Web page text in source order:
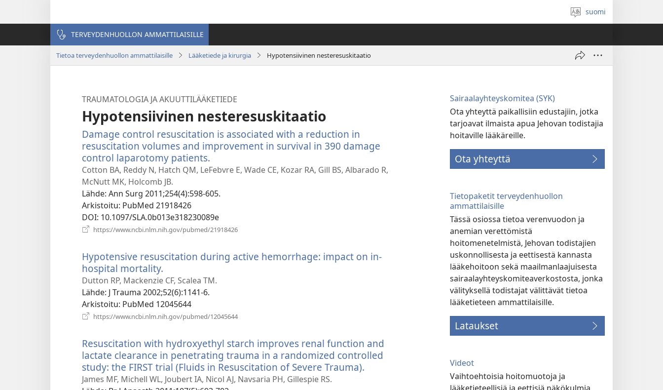
Valitse
kieli
suomi
TERVEYDENHUOLLON AMMATTILAISILLE
Tietoa terveydenhuollon ammattilaisille Lääketiede ja kirurgia Hypotensiivinen nesteresuskitaatio
TRAUMATOLOGIA JA AKUUTTILÄÄKETIEDE
Hypotensiivinen nesteresuskitaatio
Damage control resuscitation is associated with a reduction in
resuscitation volumes and improvement in survival in 390 damage
control laparotomy patients.
uuden
Cotton BA, Reddy N, Hatch QM, LeFebvre E, Wade CE, Kozar RA, Gill BS, Albarado R,
McNutt MK, Holcomb JB.
Lähde‎: Ann Surg 2011;254(4):598-605.
Arkistoitu‎: PubMed 21918426
DOI‎: 10.1097/SLA.0b013e318230089e
https://www.ncbi.nlm.nih.gov/pubmed/21918426
Hypotensive resuscitation during active hemorrhage: impact on in-
hospital mortality.
uuden
ikkunan)
Dutton RP, Mackenzie CF, Scalea TM.
Lähde‎: J Trauma 2002;52(6):1141-6.
Arkistoitu‎: PubMed 12045644
https://www.ncbi.nlm.nih.gov/pubmed/12045644
Resuscitation with hydroxyethyl starch improves renal function and
lactate clearance in penetrating trauma in a randomized controlled
study: the FIRST trial (Fluids in Resuscitation of Severe Trauma).
James MF, Michell WL, Joubert IA, Nicol AJ, Navsaria PH, Gillespie RS.
Sairaalayhteyskomitea (SYK)
Ota yhteyttä paikallisiin edustajiin, jotka
tarjoavat ilmaista apua Jehovan todistajia
hoitaville lääkäreille.
Ota yhteyttä
Tietopaketit terveydenhuollon
ammattilaisille
Tässä osiossa tietoa verenvuodon ja
anemian verettömistä
hoitomenetelmistä, Jehovan todistajien
uskonnollisesta ja eettisestä kannasta
lääkehoitoon sekä maailmanlaajuisesta
sairaalayhteyskomiteaverkostosta, jonka
välityksellä todistajat välittävät tietoa
lääketieteen ammattilaisille.
Lataukset
Videot
Vaihtoehtoisia hoitomuotoja ja